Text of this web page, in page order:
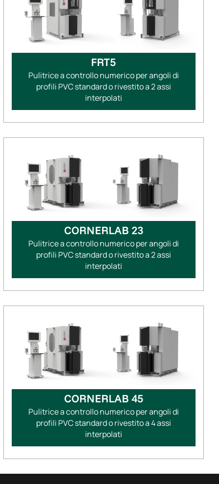
FRT5
Pulitrice a controllo numerico per angoli di
profili PVC standard o rivestito a 2 assi
interpolati
CORNERLAB 23
Pulitrice a controllo numerico per angoli di
profili PVC standard o rivestito a 2 assi
interpolati
CORNERLAB 45
Pulitrice a controllo numerico per angoli di
profili PVC standard o rivestito a 4 assi
interpolati